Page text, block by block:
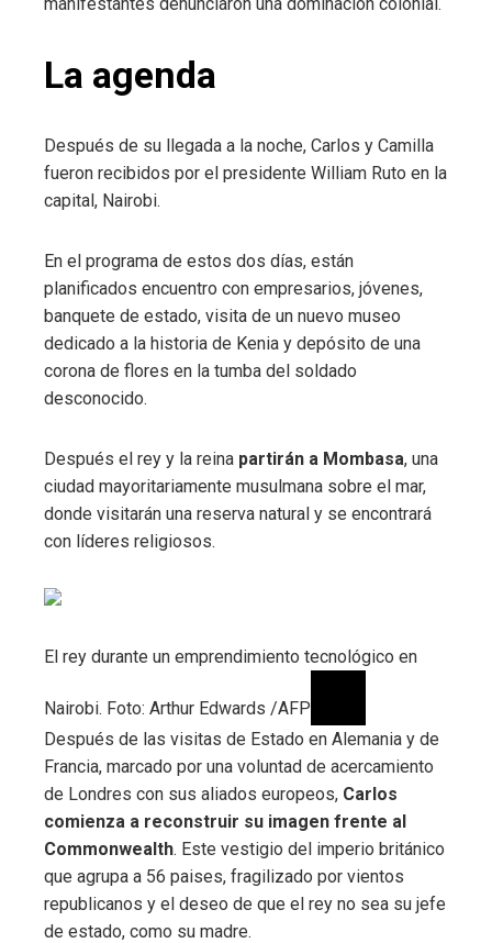
La agenda
Después de su llegada a la noche, Carlos y Camilla
fueron recibidos por el presidente William Ruto en la
capital, Nairobi.
En el programa de estos dos días, están
planificados encuentro con empresarios, jóvenes,
banquete de estado, visita de un nuevo museo
dedicado a la historia de Kenia y depósito de una
corona de flores en la tumba del soldado
desconocido.
Después el rey y la reina partirán a Mombasa, una
ciudad mayoritariamente musulmana sobre el mar,
donde visitarán una reserva natural y se encontrará
con líderes religiosos.
El rey durante un emprendimiento tecnológico en
Nairobi. Foto: Arthur Edwards /AFP
Después de las visitas de Estado en Alemania y de
Francia, marcado por una voluntad de acercamiento
de Londres con sus aliados europeos, Carlos
comienza a reconstruir su imagen frente al
Commonwealth. Este vestigio del imperio británico
que agrupa a 56 paises, fragilizado por vientos
republicanos y el deseo de que el rey no sea su jefe
de estado, como su madre.